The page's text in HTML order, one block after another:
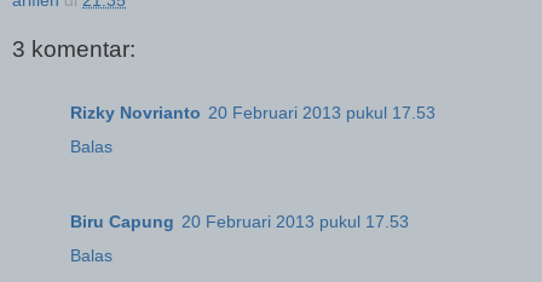
3 komentar:
Rizky Novrianto 20 Februari 2013 pukul 17.53
Balas
Biru Capung 20 Februari 2013 pukul 17.53
Balas